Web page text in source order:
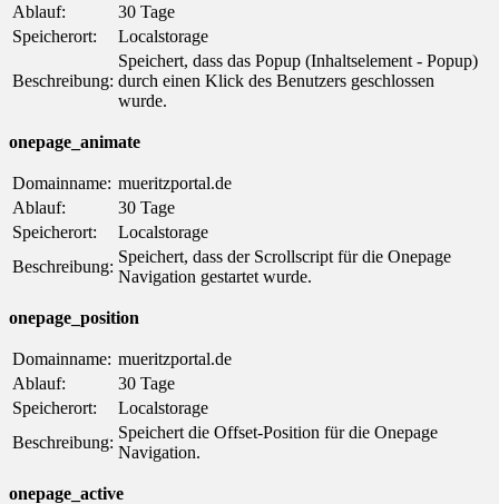
Ablauf:
30 Tage
Speicherort:
Localstorage
Beschreibung:
Speichert, dass das Popup (Inhaltselement - Popup)
durch einen Klick des Benutzers geschlossen
wurde.
onepage_animate
Domainname: mueritzportal.de
Ablauf:
30 Tage
Speicherort:
Localstorage
Beschreibung:
Speichert, dass der Scrollscript für die Onepage
Navigation gestartet wurde.
onepage_position
Domainname: mueritzportal.de
Ablauf:
30 Tage
Speicherort:
Localstorage
Beschreibung:
Speichert die Offset-Position für die Onepage
Navigation.
onepage_active